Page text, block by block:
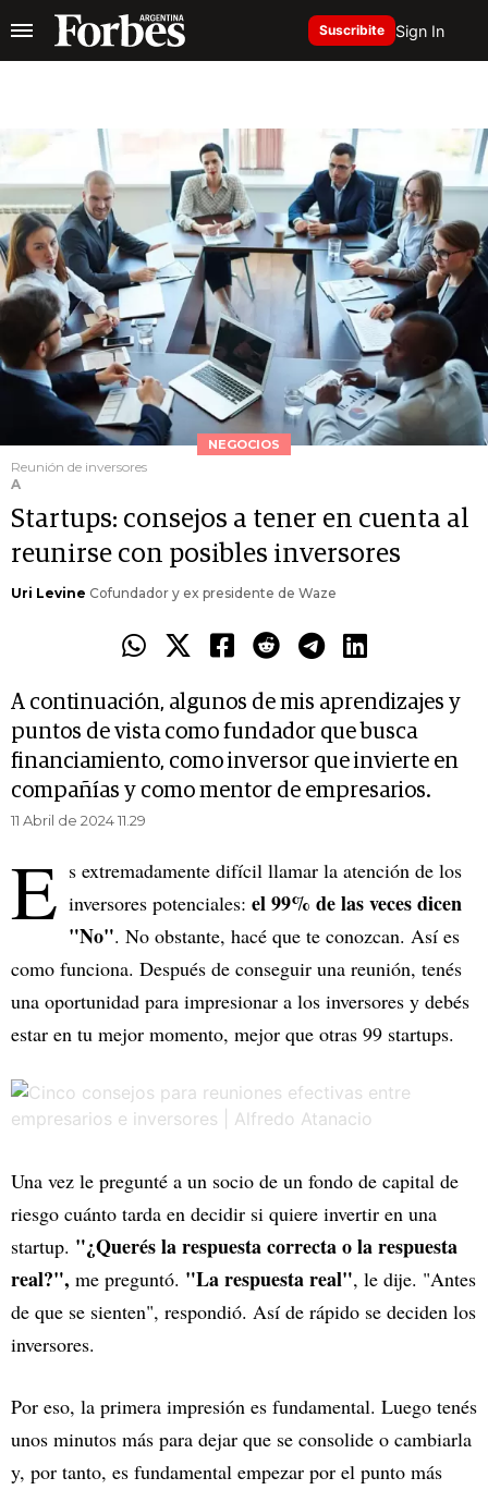
Suscribite Sign In
NEGOCIOS
Reunión de inversores
A
Startups: consejos a tener en cuenta al
reunirse con posibles inversores
Uri Levine Cofundador y ex presidente de Waze
A continuación, algunos de mis aprendizajes y
puntos de vista como fundador que busca
financiamiento, como inversor que invierte en
compañías y como mentor de empresarios.
11 Abril de 2024 11.29
E s extremadamente difícil llamar la atención de los
inversores potenciales: el 99% de las veces dicen
"No". No obstante, hacé que te conozcan. Así es
como funciona. Después de conseguir una reunión, tenés
una oportunidad para impresionar a los inversores y debés
estar en tu mejor momento, mejor que otras 99 startups.
Una vez le pregunté a un socio de un fondo de capital de
riesgo cuánto tarda en decidir si quiere invertir en una
startup. "¿Querés la respuesta correcta o la respuesta
real?", me preguntó. "La respuesta real", le dije. "Antes
de que se sienten", respondió. Así de rápido se deciden los
inversores.
Por eso, la primera impresión es fundamental. Luego tenés
unos minutos más para dejar que se consolide o cambiarla
y, por tanto, es fundamental empezar por el punto más